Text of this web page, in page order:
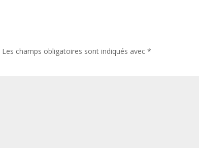
Les champs obligatoires sont indiqués avec*